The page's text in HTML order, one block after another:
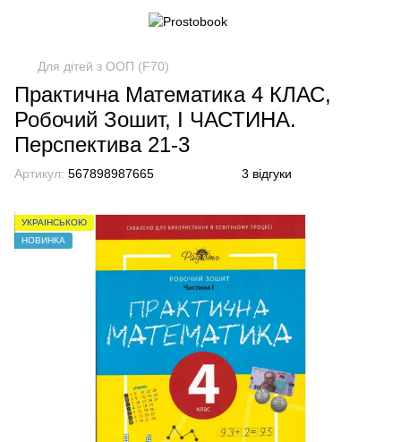
Для дітей з ООП (F70)
Практична Математика 4 КЛАС,
Робочий Зошит, І ЧАСТИНА.
Перспектива 21-3
Артикул: 567898987665 3 відгуки
УКРАЇНСЬКОЮ
НОВИНКА